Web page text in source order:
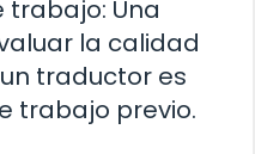
trabajo: Una
la calidad
traductor es
trabajo previo.